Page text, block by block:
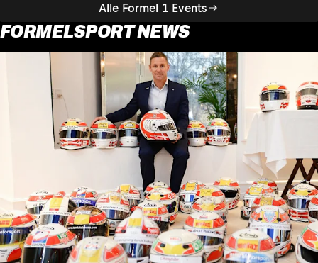
Alle Formel 1 Events
FORMELSPORT NEWS